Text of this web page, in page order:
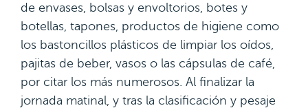
de envases, bolsas y envoltorios, botes y
botellas, tapones, productos de higiene como
los bastoncillos plásticos de limpiar los oídos,
pajitas de beber, vasos o las cápsulas de café,
por citar los más numerosos. Al finalizar la
jornada matinal, y tras la clasificación y pesaje